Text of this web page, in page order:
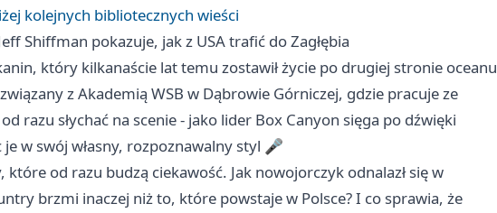
kolejnych bibliotecznych wieści
Shiffman pokazuje, jak z USA trafić do Zagłębia
który kilkanaście lat temu zostawił życie po drugiej stronie oceanu
z Akademią WSB w Dąbrowie Górniczej, gdzie pracuje ze
razu słychać na scenie - jako lider Box Canyon sięga po dźwięki
w swój własny, rozpoznawalny styl 🎤
od razu budzą ciekawość. Jak nowojorczyk odnalazł się w
brzmi inaczej niż to, które powstaje w Polsce? I co sprawia, że